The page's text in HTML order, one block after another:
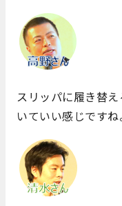
スリッパに履き替
いていい感じですね